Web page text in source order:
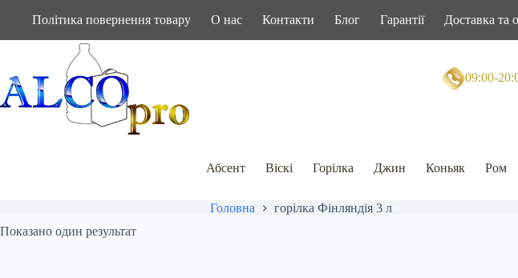
Політика повернення товару О нас Контакти Блог Гарантії Доставка та
09:00-
Абсент Віскі Горілка Джин Коньяк Ром
Головна
горілка Фінляндія 3 л
Показано один результат